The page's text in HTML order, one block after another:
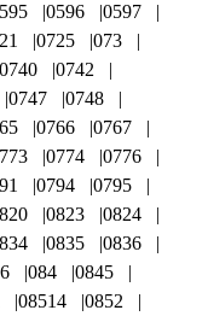
0596
0597
0725
073
0740
0742
0747
0748
0766
0767
0774
0776
0794
0795
0823
0824
0835
0836
084
0845
08514
0852